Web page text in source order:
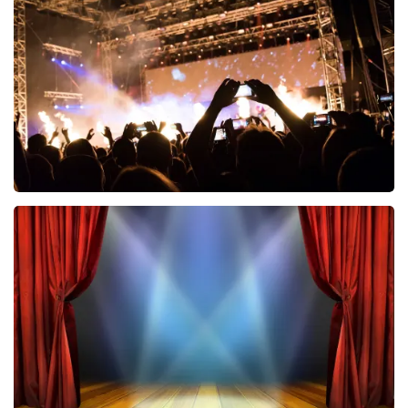
690laatste 30 minuten
BESTEL NU
Don Omar
464 laatste 30 minuten
BESTEL NU